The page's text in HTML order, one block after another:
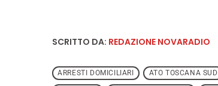
SCRITTO DA: REDAZIONE NOVARADIO
ARRESTI DOMICILIARI ATO TOSCANA SUD